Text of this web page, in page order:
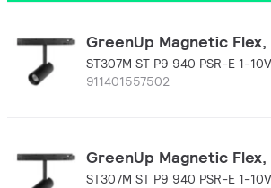
GreenUp Magnetic
ST307M ST P9 940 PSR-E 1-
911401557502
GreenUp Magnetic
ST307M ST P9 940 PSR-E 1-